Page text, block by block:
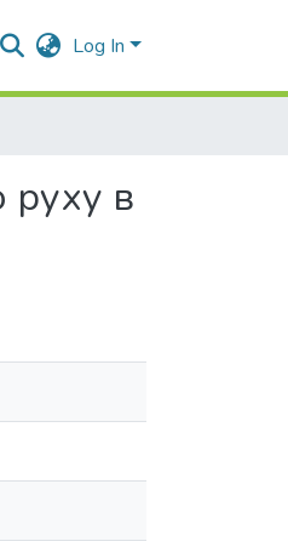
Log In
руху в